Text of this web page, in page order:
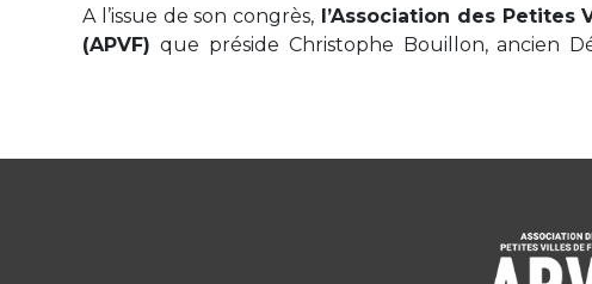
A l’issue de son congrès, l’Association des Petites
(APVF) que préside Christophe Bouillon, ancien